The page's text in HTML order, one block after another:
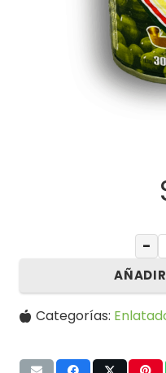
−
Categorías: